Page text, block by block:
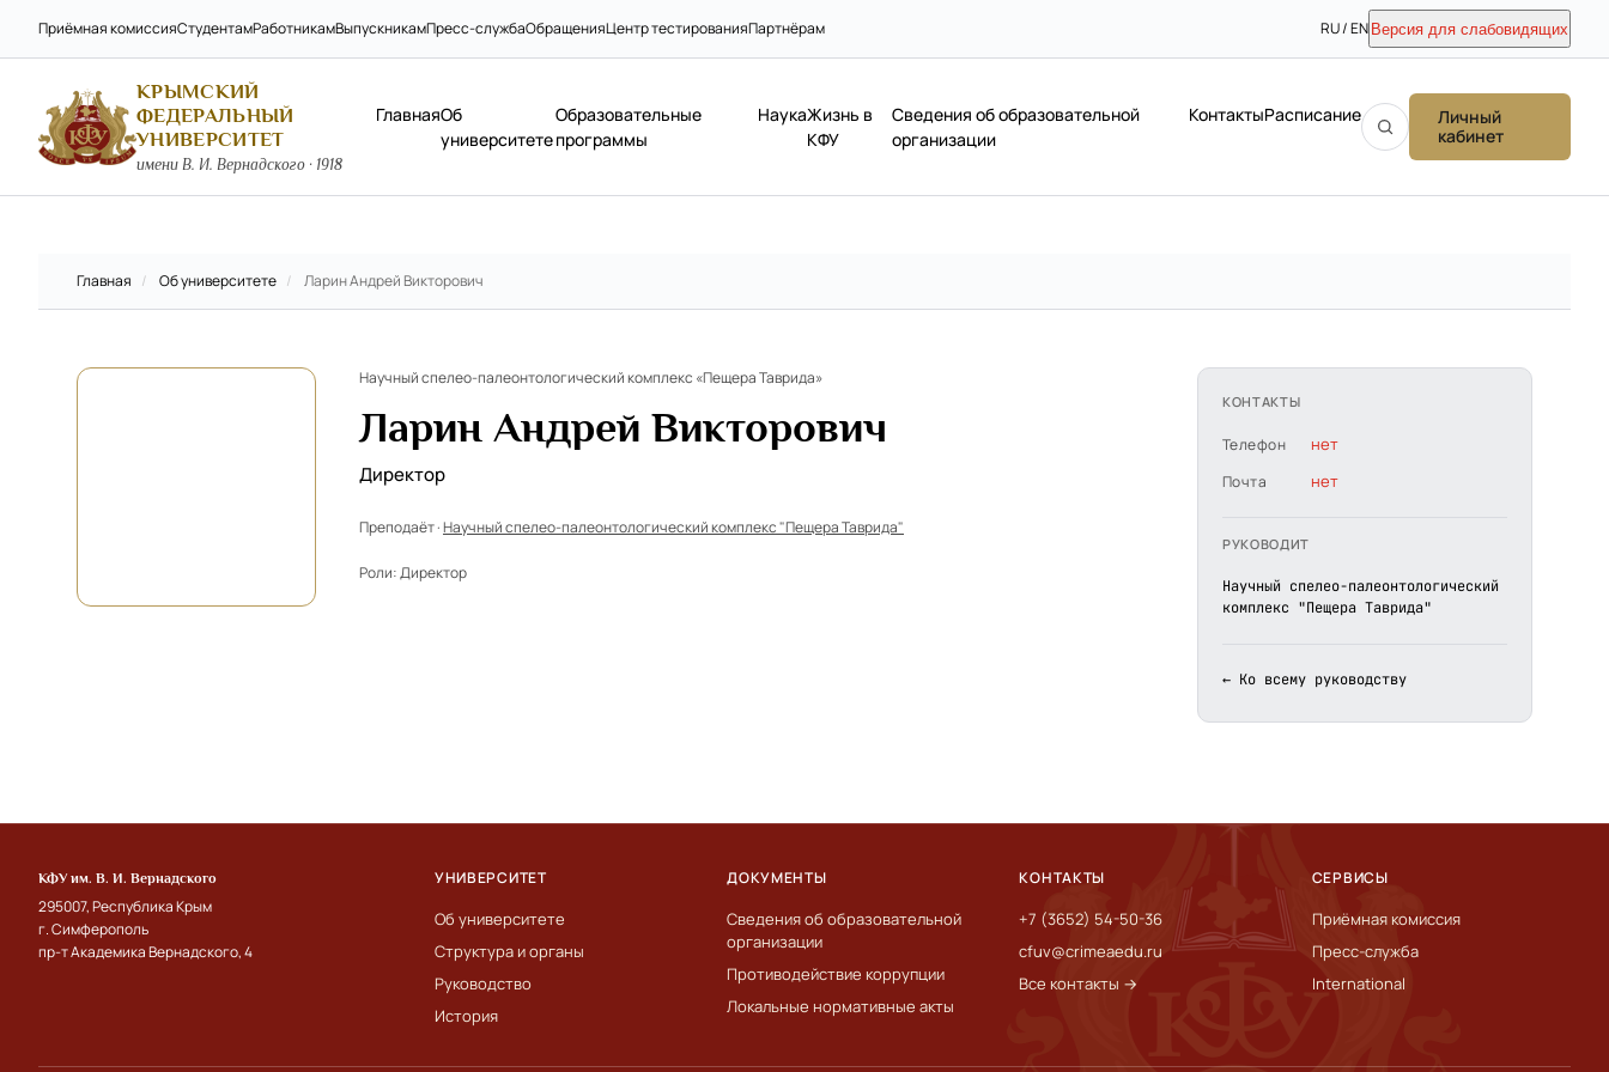
Приёмная комиссияСтудентамРаботникамВыпускникамПресс-службаОбращенияЦентр тестированияПартнёрам RU / EN Версия для слабовидящих
КРЫМСКИЙ
ФЕДЕРАЛЬНЫЙ
УНИВЕРСИТЕТ
имени В. И. Вернадского · 1918
ГлавнаяОб
университете
Образовательные
программы
НаукаЖизнь в
КФУ
Сведения об образовательной
организации
КонтактыРасписание
Личный
кабинет
Главная / Об университете / Ларин Андрей Викторович
Научный спелео-палеонтологический комплекс «Пещера Таврида»
Ларин Андрей Викторович
Директор
Преподаёт ·Научный спелео-палеонтологический комплекс "Пещера Таврида"
Роли:Директор
КОНТАКТЫ
Телефон нет
Почта нет
РУКОВОДИТ
Научный спелео-палеонтологический
комплекс "Пещера Таврида"
← Ко всему руководству
КФУ им. В. И. Вернадского
295007, Республика Крым
г. Симферополь
пр-т Академика Вернадского, 4
УНИВЕРСИТЕТ
Об университете
Структура и органы
Руководство
История
ДОКУМЕНТЫ
Сведения об образовательной
организации
Противодействие коррупции
Локальные нормативные акты
КОНТАКТЫ
+7 (3652) 54-50-36
cfuv@crimeaedu.ru
Все контакты →
СЕРВИСЫ
Приёмная комиссия
Пресс-служба
International